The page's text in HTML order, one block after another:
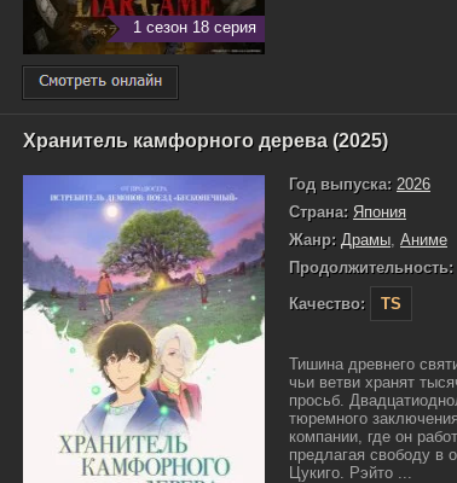
1 сезон 18 серия
Хранитель камфорного дерева (2025)
Год выпуска: 2026
Страна: Япония
Жанр: Драмы Аниме
Продолжительность:
Качество:
TS
Тишина древнего
чьи ветви хранят
просьб.
тюремного
компании, где он
предлагая свободу в
Цукиго. Рэйто ...